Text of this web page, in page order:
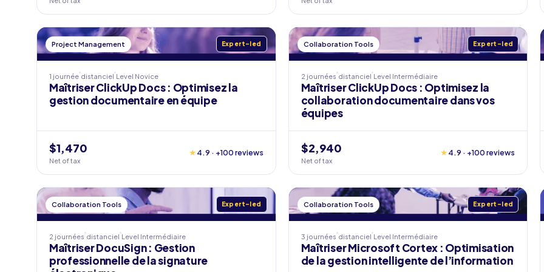
Project Management Expert-led
1 journée distanciel Level Novice
Maîtriser ClickUp Docs : Optimisez la
gestion documentaire en équipe
$1,470
Net of tax
★ 4.9 · +100 reviews
Collaboration Tools Expert-led
2 journées distanciel Level Intermédiaire
Maîtriser ClickUp Docs : Optimisez la
collaboration documentaire dans vos
équipes
$2,940
Net of tax
★ 4.9 · +100 reviews
Collaboration Tools Expert-led
2 journées distanciel Level Intermédiaire
Maîtriser DocuSign : Gestion
professionnelle de la signature
Collaboration Tools Expert-led
3 journées distanciel Level Intermédiaire
Maîtriser Microsoft Cortex : Optimisation
de la gestion intelligente de l’information